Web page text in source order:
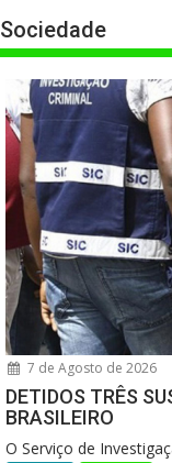
Sociedade
7 de Agosto de 2026
DETIDOS TRÊS
BRASILEIRO
O Serviço de